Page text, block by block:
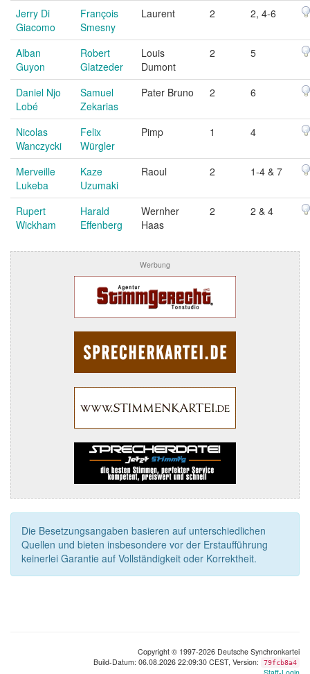
Jerry Di
Giacomo
François
Smesny
Laurent 2 2, 4-6
Alban
Guyon
Robert
Glatzeder
Louis
Dumont
2 5
Daniel Njo
Lobé
Samuel
Zekarias
Pater Bruno 2 6
Nicolas
Wanczycki
Felix
Würgler
Pimp 1 4
Merveille
Lukeba
Kaze
Uzumaki
Raoul 2 1-4 & 7
Rupert
Wickham
Harald
Effenberg
Wernher
Haas
2 2 & 4
Werbung
Die Besetzungsangaben basieren auf unterschiedlichen
Quellen und bieten insbesondere vor der Erstaufführung
keinerlei Garantie auf Vollständigkeit oder Korrektheit.
Copyright © 1997-2026 Deutsche Synchronkartei
Build-Datum: 06.08.2026 22:09:30 CEST, Version:
79fcb8a4